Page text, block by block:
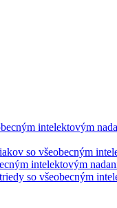
intelektovým
so všeobecným
intelektovým
so všeobecným